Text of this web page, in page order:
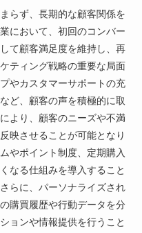
らず、長期的な顧客関係を
において、初回のコンバー
て顧客満足度を維持し、再
ティング戦略の重要な局面
やカスタマーサポートの充
ど、顧客の声を積極的に取
より、顧客のニーズや不満
映させることが可能となり
やポイント制度、定期購入
なる仕組みを導入すること
らに、パーソナライズされ
購買履歴や行動データを分
ョンや情報提供を行うこと